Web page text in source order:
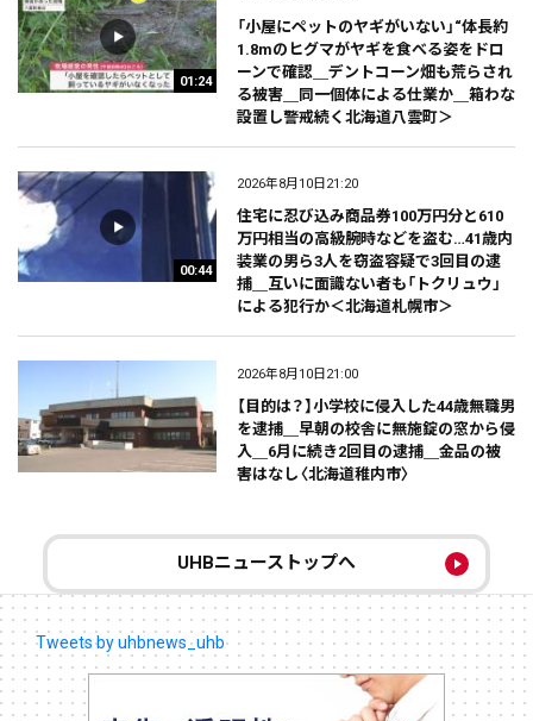
01:24
「小屋にペットのヤギがいない」“体長約
1.8mのヒグマがヤギを食べる姿をドロ
ーンで確認＿デントコーン畑も荒らされ
る被害＿同一個体による仕業か＿箱わな
設置し警戒続く北海道八雲町＞
00:44
2026年8月10日21:20
住宅に忍び込み商品券100万円分と610
万円相当の高級腕時などを盗む…41歳内
装業の男ら3人を窃盗容疑で3回目の逮
捕＿互いに面識ない者も「トクリュウ」
による犯行か＜北海道札幌市＞
2026年8月10日21:00
【目的は？】小学校に侵入した44歳無職男
を逮捕＿早朝の校舎に無施錠の窓から侵
入＿6月に続き2回目の逮捕＿金品の被
害はなし〈北海道稚内市〉
UHBニューストップへ
Tweets by uhbnews_uhb